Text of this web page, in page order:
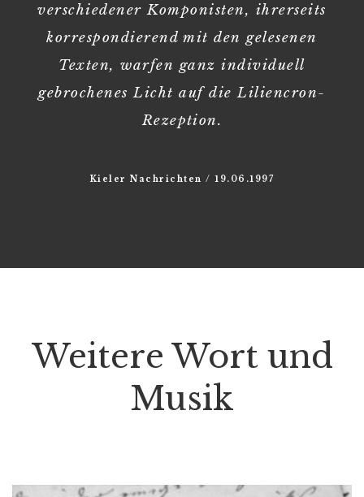
verschiedener Komponisten, ihrerseits
korrespondierend mit den gelesenen
Texten, warfen ganz individuell
gebrochenes Licht auf die Liliencron-
Rezeption.
Kieler Nachrichten / 19.06.1997
Weitere Wort und
Musik